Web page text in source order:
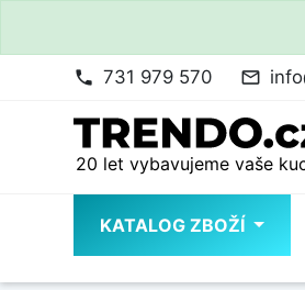
phone 731 979 570 mail_outline
20 let vybavujeme vaše
KATALOG ZBOŽÍ